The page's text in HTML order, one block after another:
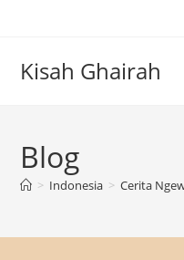
Kisah Ghairah
Blog
> Indonesia > Cerita